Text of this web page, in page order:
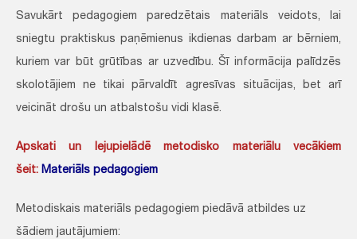
Savukārt pedagogiem paredzētais materiāls veidots, lai
sniegtu praktiskus paņēmienus ikdienas darbam ar bērniem,
kuriem var būt grūtības ar uzvedību. Šī informācija palīdzēs
skolotājiem ne tikai pārvaldīt agresīvas situācijas, bet arī
veicināt drošu un atbalstošu vidi klasē.
Apskati un lejupielādē metodisko materiālu vecākiem
šeit: Materiāls pedagogiem
Metodiskais materiāls pedagogiem piedāvā atbildes uz
šādiem jautājumiem: